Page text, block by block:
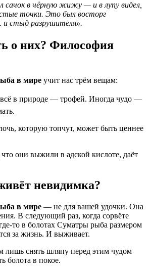
сачок в чёрную жижу — и в лупу видел,
точки. Это был восторг
стыд разрушителя».
о них? Философия
в мире учит нас трём вещам:
в природе — трофей. Иногда чудо —
которую топчут, может быть ценнее
что они выжили в адской кислоте, даёт
невидимка?
в мире — не для вашей удочки. Она
В следующий раз, когда сорвёте
то в болотах Суматры рыба размером
за жизнь. И выживает.
снять шляпу перед этим чудом
болота в покое.